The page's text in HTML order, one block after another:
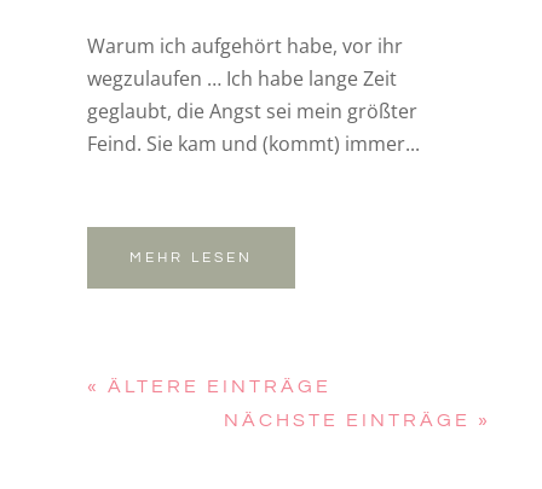
Warum ich aufgehört habe, vor ihr
wegzulaufen … Ich habe lange Zeit
geglaubt, die Angst sei mein größter
Feind. Sie kam und (kommt) immer...
MEHR LESEN
« ÄLTERE EINTRÄGE
NÄCHSTE EINTRÄGE »